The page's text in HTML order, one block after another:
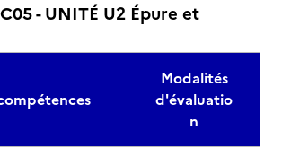
- UNITÉ U2 Épure et
Modalités
d'évaluatio
n